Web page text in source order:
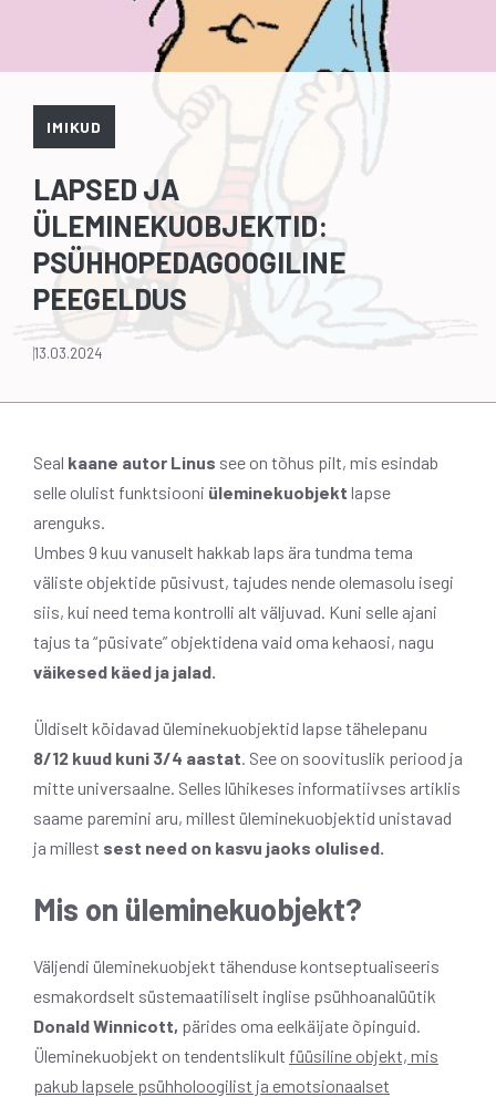
IMIKUD
LAPSED JA
ÜLEMINEKUOBJEKTID:
PSÜHHOPEDAGOOGILINE
PEEGELDUS
13.03.2024
Seal kaane autor Linus see on tõhus pilt, mis esindab
selle olulist funktsiooni üleminekuobjekt lapse
arenguks.
Umbes 9 kuu vanuselt hakkab laps ära tundma tema
väliste objektide püsivust, tajudes nende olemasolu isegi
siis, kui need tema kontrolli alt väljuvad. Kuni selle ajani
tajus ta “püsivate” objektidena vaid oma kehaosi, nagu
väikesed käed ja jalad.
Üldiselt köidavad üleminekuobjektid lapse tähelepanu
8/12 kuud kuni 3/4 aastat . See on soovituslik periood ja
mitte universaalne. Selles lühikeses informatiivses artiklis
saame paremini aru, millest üleminekuobjektid unistavad
ja millest sest need on kasvu jaoks olulised.
Mis on üleminekuobjekt?
Väljendi üleminekuobjekt tähenduse kontseptualiseeris
esmakordselt süstemaatiliselt inglise psühhoanalüütik
Donald Winnicott, pärides oma eelkäijate õpinguid.
Üleminekuobjekt on tendentslikult füüsiline objekt, mis
pakub lapsele psühholoogilist ja emotsionaalset